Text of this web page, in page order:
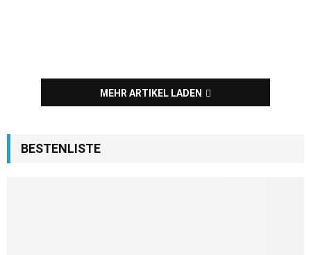
MEHR ARTIKEL LADEN
BESTENLISTE